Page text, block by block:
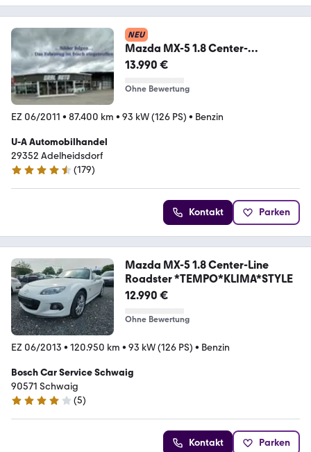
NEU
Mazda MX-5 1.8 Center-
Line/Leder/Sitzheizung/Bose
13.990 €
Ohne Bewertung
EZ 06/2011 • 87.400 km • 93 kW (126 PS) • Benzin
U-A Automobilhandel
29352 Adelheidsdorf
4.5 Sterne
(179)
Kontakt Parken
Mazda MX-5 1.8 Center-Line
Roadster *TEMPO*KLIMA*STYLE
12.990 €
Ohne Bewertung
EZ 06/2013 • 120.950 km • 93 kW (126 PS) • Benzin
Bosch Car Service Schwaig
90571 Schwaig
4 Sterne
(5)
Kontakt Parken